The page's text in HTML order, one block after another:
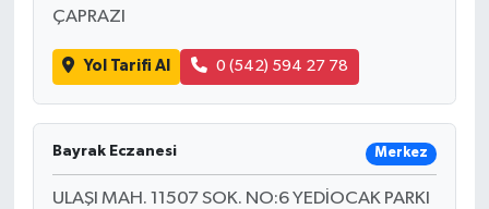
ÇAPRAZI
Yol Tarifi Al 0 (542) 594 27 78
Bayrak Eczanesi Merkez
ULAŞI MAH. 11507 SOK. NO:6 YEDİOCAK PARKI